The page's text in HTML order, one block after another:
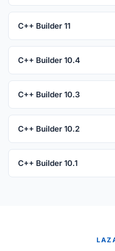
C++ Builder 11
C++ Builder 10.4
C++ Builder 10.3
C++ Builder 10.2
C++ Builder 10.1